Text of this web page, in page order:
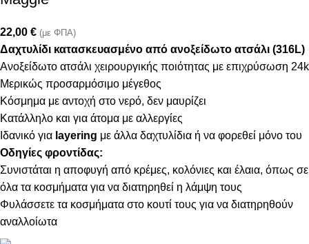
22,00 € (με ΦΠΑ)
Δαχτυλίδι κατασκευασμένο από ανοξείδωτο ατσάλι (316L)
Ανοξείδωτο ατσάλι χειρουργικής ποιότητας με επιχρύσωση 24k
Μερικώς προσαρμόσιμο μέγεθος
Κόσμημα με αντοχή στο νερό, δεν μαυρίζει
Κατάλληλο και για άτομα με αλλεργίες
Ιδανικό για layering με άλλα δαχτυλίδια ή να φορεθεί μόνο του
Οδηγίες φροντίδας:
Συνιστάται η αποφυγή από κρέμες, κολόνιες και έλαια, όπως σε
όλα τα κοσμήματα για να διατηρηθεί η λάμψη τους
Φυλάσσετε τα κοσμήματα στο κουτί τους για να διατηρηθούν
αναλλοίωτα